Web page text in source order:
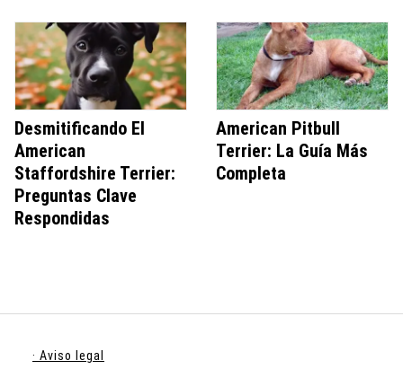
Desmitificando El
American
Staffordshire Terrier:
Preguntas Clave
Respondidas
American Pitbull
Terrier: La Guía Más
Completa
· Aviso legal